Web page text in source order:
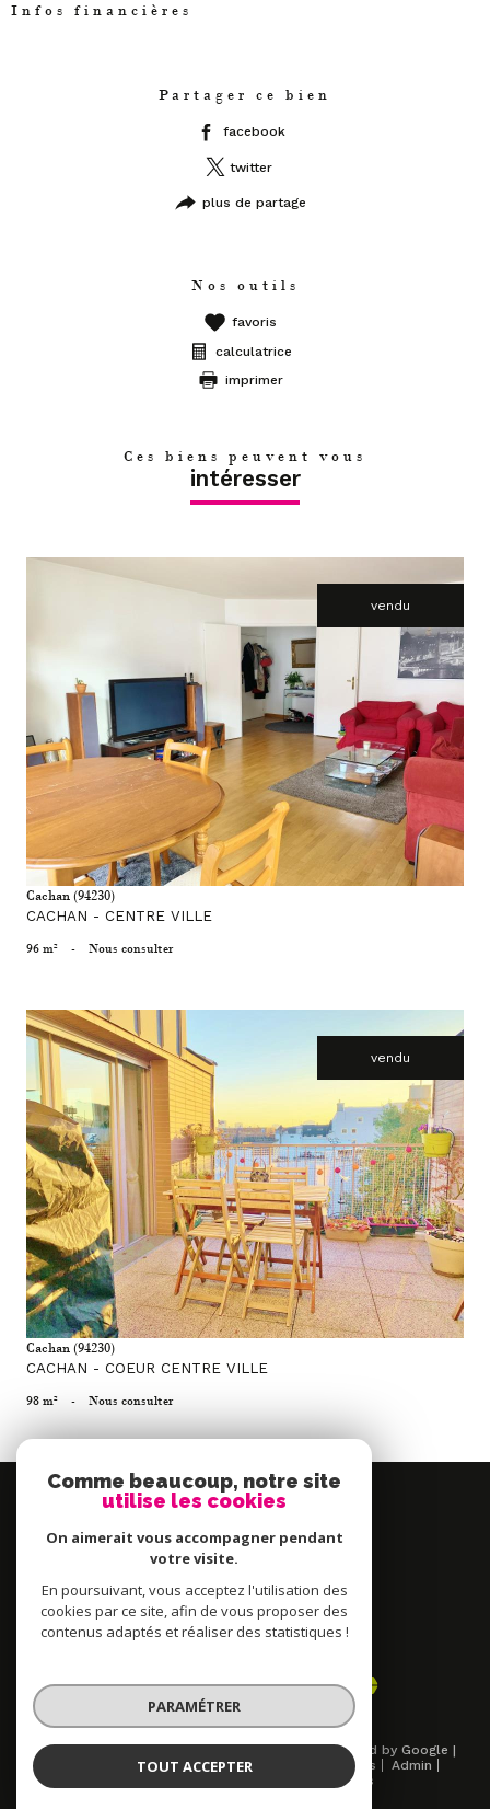
Infos financières
Partager ce bien
facebook
twitter
plus de partage
Nos outils
favoris
calculatrice
imprimer
Ces biens peuvent vous
intéresser
vendu
voir le bien
Cachan (94230)
CACHAN - CENTRE VILLE
96 m² - Nous consulter
vendu
voir le bien
Cachan (94230)
CACHAN - COEUR CENTRE VILLE
98 m² - Nous consulter
Se
espace propriétaire
Nous
adhérons
© 2026 | Tous droits réservés | Traduction powered by Google |
Nos honoraires
Plan du site Mentions légales
Admin
Cookies
Comme beaucoup, notre site
utilise les cookies
On aimerait vous accompagner pendant
votre visite.
En poursuivant, vous acceptez l'utilisation des
cookies par ce site, afin de vous proposer des
contenus adaptés et réaliser des statistiques !
PARAMÉTRER
TOUT ACCEPTER